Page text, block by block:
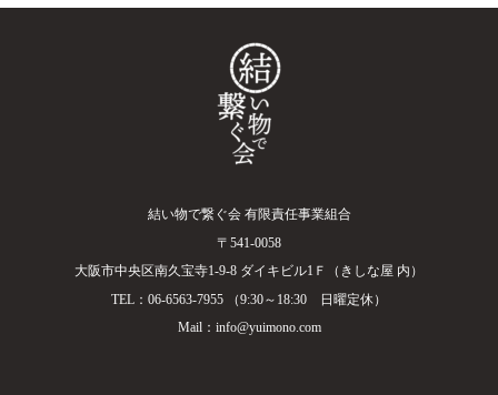
結い物で繋ぐ会 有限責任事業組合
〒541-0058
大阪市中央区南久宝寺1-9-8 ダイキビル1Ｆ（きしな屋 内）
TEL：06-6563-7955 （9:30～18:30 日曜定休）
Mail：info@yuimono.com